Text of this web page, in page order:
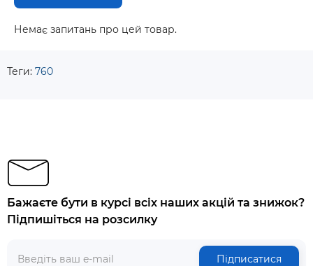
Немає запитань про цей товар.
Теги: 760
Бажаєте бути в курсі всіх наших акцій та знижок?
Підпишіться на розсилку
Підписатися